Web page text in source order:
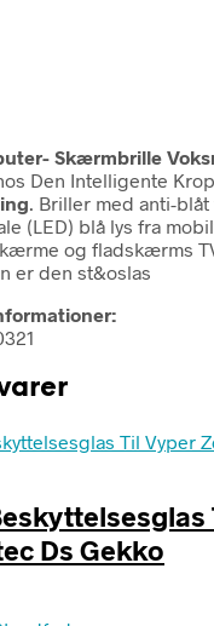
Skærmbrille
Den Intelligente
. Briller med anti-
(LED) blå lys fra
og fladskærms
er den st&oslas
Ds Gekko